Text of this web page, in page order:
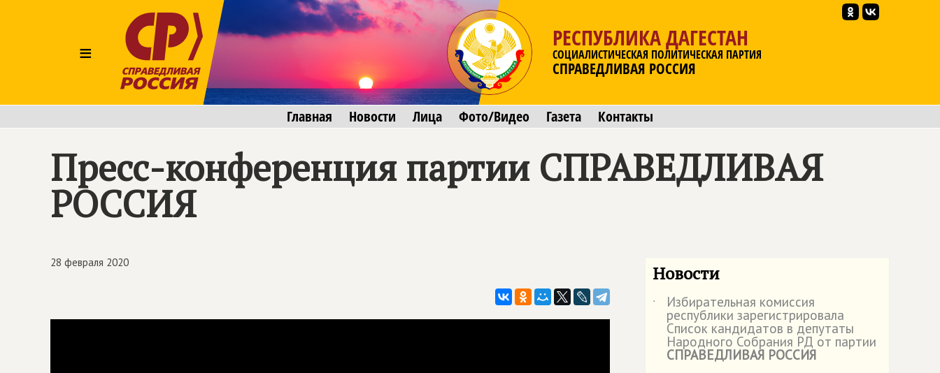
≡
РЕСПУБЛИКА ДАГЕСТАН
СОЦИАЛИСТИЧЕСКАЯ ПОЛИТИЧЕСКАЯ ПАРТИЯ
СПРАВЕДЛИВАЯ РОССИЯ
Главная Новости Лица Фото/Видео Газета Контакты
Пресс-конференция партии СПРАВЕДЛИВАЯ
РОССИЯ
28 февраля 2020 Новости
˙ Избирательная комиссия
республики зарегистрировала
Список кандидатов в депутаты
Народного Собрания РД от партии
СПРАВЕДЛИВАЯ РОССИЯ